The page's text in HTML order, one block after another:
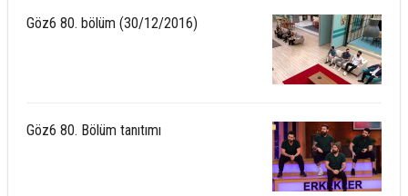
Göz6 80. bölüm (30/12/2016)
Göz6 80. Bölüm tanıtımı